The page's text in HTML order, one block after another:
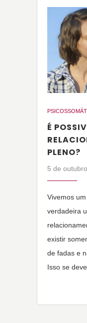
É
PLENO?
5 de
Vivemos
verdadeira
existir
de fadas e
Isso se